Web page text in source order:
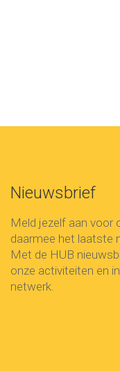
Nieuwsbrief
Meld jezelf aan voor
daarmee het laatste
Met de HUB
onze activiteiten en
netwerk.